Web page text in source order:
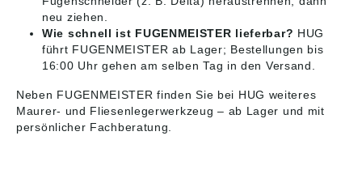
neu ziehen.
Wie schnell ist FUGENMEISTER lieferbar? HUG
führt FUGENMEISTER ab Lager; Bestellungen bis
16:00 Uhr gehen am selben Tag in den Versand.
Neben FUGENMEISTER finden Sie bei HUG weiteres
Maurer- und Fliesenlegerwerkzeug – ab Lager und mit
persönlicher Fachberatung.